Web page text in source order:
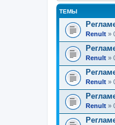
ТЕМЫ
Renult »
Renult »
Renult »
Renult »